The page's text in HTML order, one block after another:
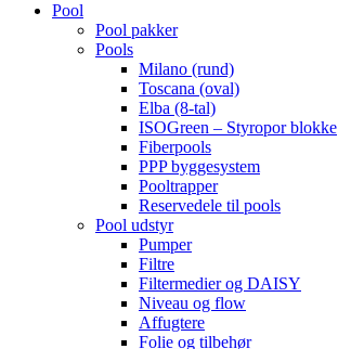
Pool
Pool pakker
Pools
Milano (rund)
Toscana (oval)
Elba (8-tal)
ISOGreen – Styropor blokke
Fiberpools
PPP byggesystem
Pooltrapper
Reservedele til pools
Pool udstyr
Pumper
Filtre
Filtermedier og DAISY
Niveau og flow
Affugtere
Folie og tilbehør